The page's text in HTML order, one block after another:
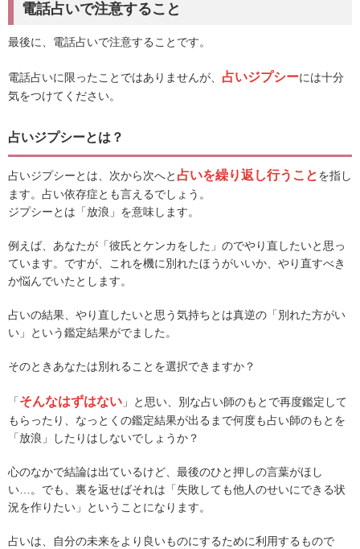
電話占いで注意すること
最後に、電話占いで注意することです。
電話占いに限ったことではありませんが、 占いジプシーには十分
気をつけてください。
占いジプシーとは？
占いジプシーとは、次から次へと 占いを繰り返し行うことを指し
ます。占い依存症とも言えるでしょう。
ジプシーとは「放浪」を意味します。
例えば、あなたが「彼氏とケンカをした」のでやり直したいと思っ
ています。ですが、これを機に別れたほうがいいか、やり直すべき
か悩んでいたとします。
占いの結果、やり直したいと思う気持ちとは真逆の「別れた方がい
い」という鑑定結果がでました。
そのときあなたは別れることを選択できますか？
「そんなはずはない 」と思い、別な占い師のもとで再度鑑定して
もらったり、なっとくの鑑定結果が出るまで何度も占い師のもとを
「放浪」したりはしないでしょうか？
心のなかで結論は出ているけど、最後のひと押しの言葉がほし
い…。でも、裏を返せばそれは「失敗しても他人のせいにできる状
況を作りたい」ということになります。
占いは、自分の未来をより良いものにするために利用するもので